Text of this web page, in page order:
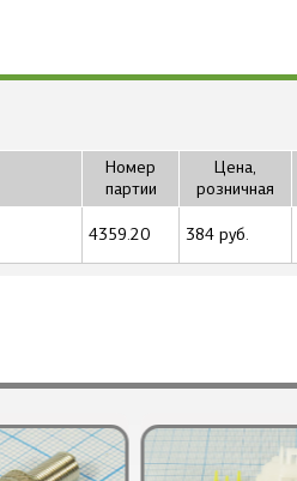
Номер
партии
Цена,
розничная
4359.20 384 руб.